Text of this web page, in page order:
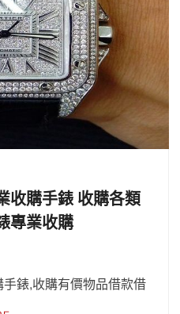
收購手錶 收購各類
專業收購
錶,收購有價物品借款借